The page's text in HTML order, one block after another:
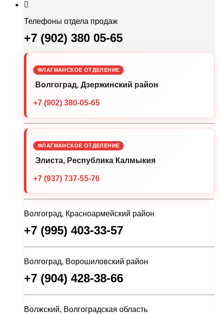
Телефоны отдела продаж
+7 (902) 380 05-65
ФЛАГМАНСКОЕ ОТДЕЛЕНИЕ
Волгоград, Дзержинский район
+7 (902) 380-05-65
ФЛАГМАНСКОЕ ОТДЕЛЕНИЕ
Элиста, Республика Калмыкия
+7 (937) 737-55-76
Волгоград, Красноармейский район
+7 (995) 403-33-57
Волгоград, Ворошиловский район
+7 (904) 428-38-66
Волжский, Волгоградская область